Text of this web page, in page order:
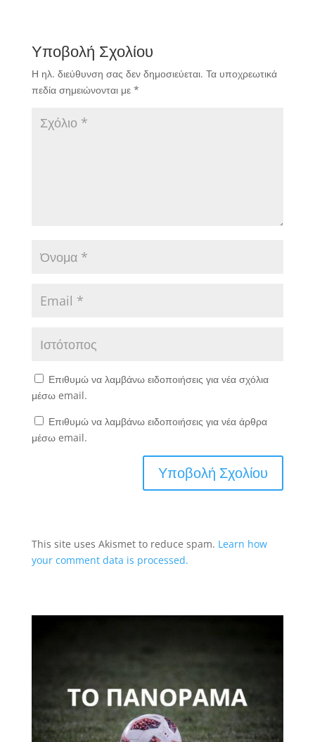
Υποβολή Σχολίου
Η ηλ. διεύθυνση σας δεν δημοσιεύεται. Τα υποχρεωτικά
πεδία σημειώνονται με *
Επιθυμώ να λαμβάνω ειδοποιήσεις για νέα σχόλια
μέσω email.
Επιθυμώ να λαμβάνω ειδοποιήσεις για νέα άρθρα
μέσω email.
This site uses Akismet to reduce spam. Learn how
your comment data is processed.